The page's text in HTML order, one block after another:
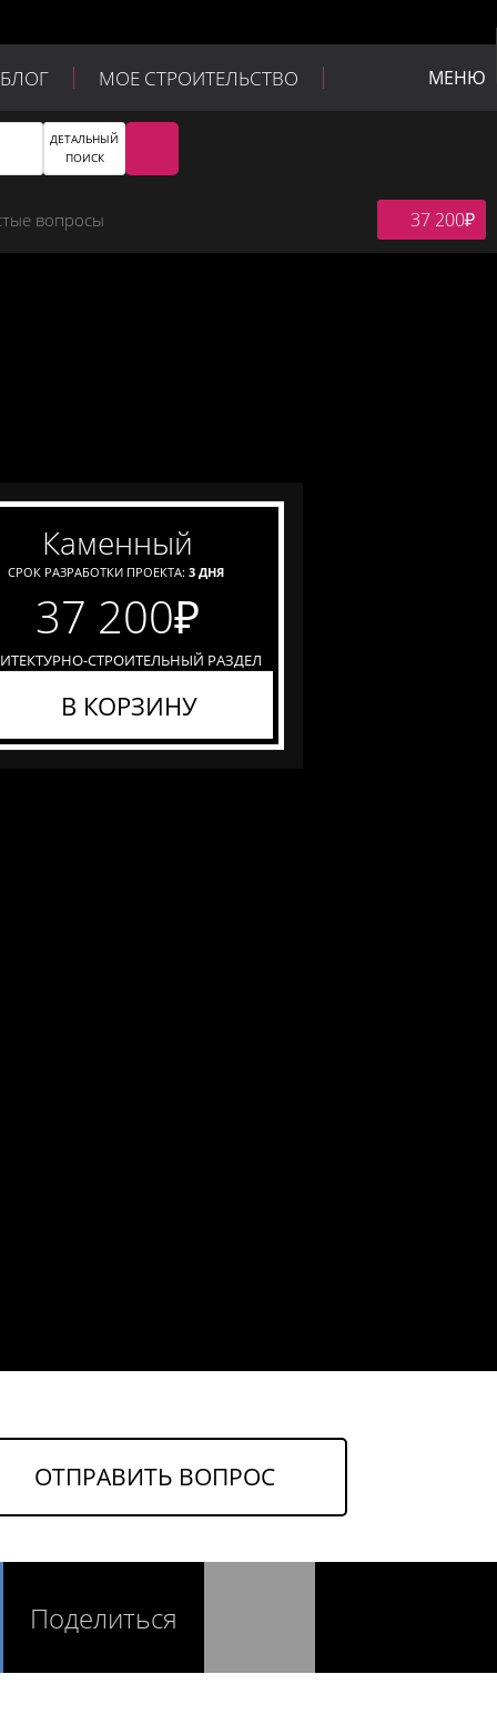
БЛОГ МОЕ СТРОИТЕЛЬСТВО МЕНЮ
ДЕТАЛЬНЫЙ
ПОИСК
вопросы 37 200₽
каменный
СРОК РАЗРАБОТКИ ПРОЕКТА: 3 ДНЯ
37 200₽
СТРОИТЕЛЬНЫЙ РАЗДЕЛ
В КОРЗИНУ
ОТПРАВИТЬ ВОПРОС
Поделиться